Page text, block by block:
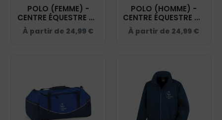
POLO (FEMME) -
CENTRE ÉQUESTRE DU
PARC - NAVY - BCI1F
À partir de 24,99 €
POLO (HOMME) -
CENTRE ÉQUESTRE DU
PARC - NAVY - BCID1
À partir de 24,99 €